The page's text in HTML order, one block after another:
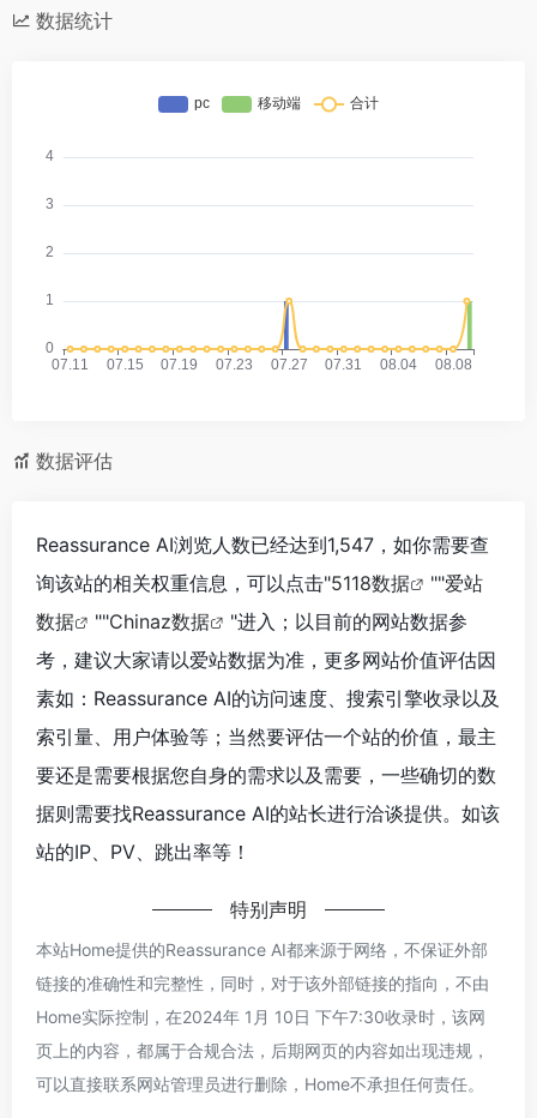
数据统计
数据评估
Reassurance AI浏览人数已经达到1,547，如你需要查
询该站的相关权重信息，可以点击"5118数据 ""爱站
数据
""Chinaz数据
"进入；以目前的网站数据参
考，建议大家请以爱站数据为准，更多网站价值评估因
素如：Reassurance AI的访问速度、搜索引擎收录以及
索引量、用户体验等；当然要评估一个站的价值，最主
要还是需要根据您自身的需求以及需要，一些确切的数
据则需要找Reassurance AI的站长进行洽谈提供。如该
站的IP、PV、跳出率等！
特别声明
本站Home提供的Reassurance AI都来源于网络，不保证外部
链接的准确性和完整性，同时，对于该外部链接的指向，不由
Home实际控制，在2024年 1月 10日 下午7:30收录时，该网
页上的内容，都属于合规合法，后期网页的内容如出现违规，
可以直接联系网站管理员进行删除，Home不承担任何责任。